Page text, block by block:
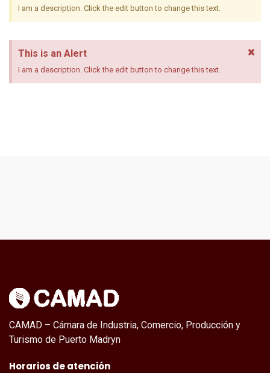
I am a description. Click the edit button to change this text.
This is an Alert
I am a description. Click the edit button to change this text.
×
CAMAD – Cámara de Industria, Comercio, Producción y
Turismo de Puerto Madryn
Horarios de atención